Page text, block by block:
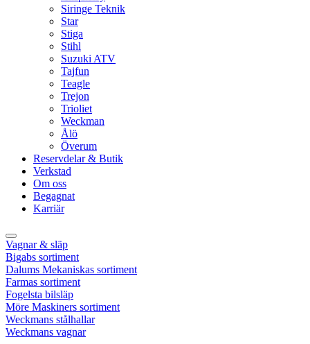
Siringe Teknik
Star
Stiga
Stihl
Suzuki ATV
Tajfun
Teagle
Trejon
Trioliet
Weckman
Ålö
Överum
Reservdelar & Butik
Verkstad
Om oss
Begagnat
Karriär
Vagnar & släp
Bigabs sortiment
Dalums Mekaniskas sortiment
Farmas sortiment
Fogelsta bilsläp
Möre Maskiners sortiment
Weckmans stålhallar
Weckmans vagnar